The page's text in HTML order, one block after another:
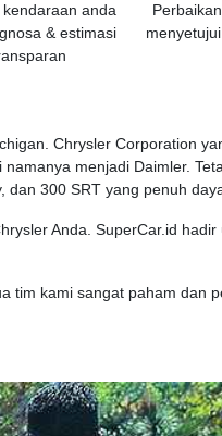
anda
& estimasi
Chrysler Corporation
menjadi Daimler.
300 SRT yang penuh
Anda. SuperCar.id
kami sangat paham dan